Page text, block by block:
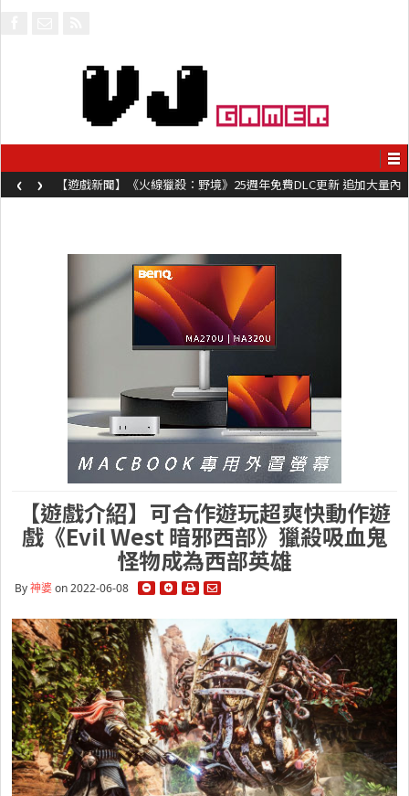
【遊戲新聞】《火線獵殺：野境》25週年免費DLC更新 追加大量內
容同時系舊作限時超平價折扣
‹ ›
【遊戲介紹】可合作遊玩超爽快動作遊
戲《Evil West 暗邪西部》獵殺吸血鬼
怪物成為西部英雄
By神婆on 2022-06-08